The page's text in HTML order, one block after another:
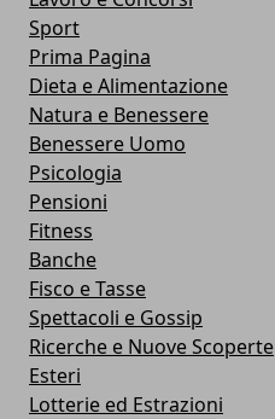
Sport
Prima Pagina
Dieta e Alimentazione
Natura e Benessere
Benessere Uomo
Psicologia
Pensioni
Fitness
Banche
Fisco e Tasse
Spettacoli e Gossip
Ricerche e Nuove Scoperte
Esteri
Lotterie ed Estrazioni